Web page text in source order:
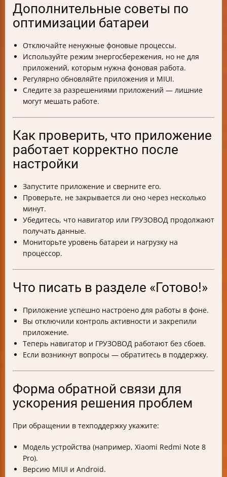
Дополнительные советы по
оптимизации батареи
Отключайте ненужные фоновые процессы.
Используйте режим энергосбережения, но не для
приложений, которым нужна фоновая работа.
Регулярно обновляйте приложения и MIUI.
Следите за разрешениями приложений — лишние
могут мешать работе.
Как проверить, что приложение
работает корректно после
настройки
Запустите приложение и сверните его.
Проверьте, не закрывается ли оно через несколько
минут.
Убедитесь, что навигатор или ГРУЗОВОД продолжают
получать данные.
Мониторьте уровень батареи и нагрузку на
процессор.
Что писать в разделе «Готово!»
Приложение успешно настроено для работы в фоне.
Вы отключили контроль активности и закрепили
приложение.
Теперь навигатор и ГРУЗОВОД работают без сбоев.
Если возникнут вопросы — обратитесь в поддержку.
Форма обратной связи для
ускорения решения проблем
При обращении в техподдержку укажите:
Модель устройства (например, Xiaomi Redmi Note 8
Pro).
Версию MIUI и Android.